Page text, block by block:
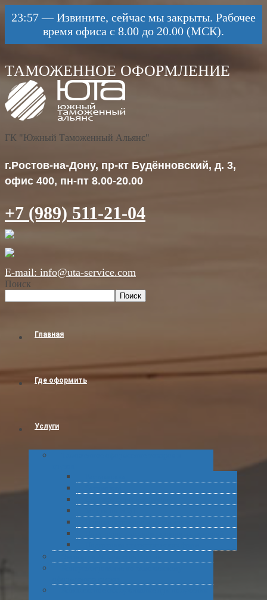
23:57—Извините, сейчас мы закрыты. Рабочее
время офиса с 8.00 до 20.00 (МСК).
ГК "Южный Таможенный Альянс"
г.Ростов-на-Дону, пр-кт Будённовский, д. 3,
офис 400, пн-пт 8.00-20.00
+7 (989) 511-21-04
E-mail: info@uta-service.com
Поиск
Поиск
Главная
Где оформить
Услуги